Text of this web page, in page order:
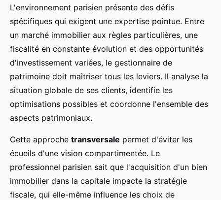
L'environnement parisien présente des défis
spécifiques qui exigent une expertise pointue. Entre
un marché immobilier aux règles particulières, une
fiscalité en constante évolution et des opportunités
d'investissement variées, le gestionnaire de
patrimoine doit maîtriser tous les leviers. Il analyse la
situation globale de ses clients, identifie les
optimisations possibles et coordonne l'ensemble des
aspects patrimoniaux.
Cette approche transversale permet d'éviter les
écueils d'une vision compartimentée. Le
professionnel parisien sait que l'acquisition d'un bien
immobilier dans la capitale impacte la stratégie
fiscale, qui elle-même influence les choix de